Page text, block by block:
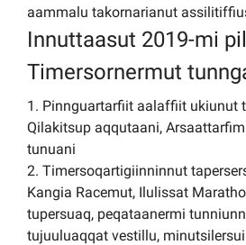
aammalu takornarianut
Innuttaasut 2019-mi
Timersornermut
1. Pinnguartarfiit aalaffiit ukiunut
Qilakitsup aqqutaani,
tunuani
2. Timersoqartigiinninnut
Kangia Racemut, Ilulissat
tupersuaq, peqataanermi
tujuuluaqqat vestillu,